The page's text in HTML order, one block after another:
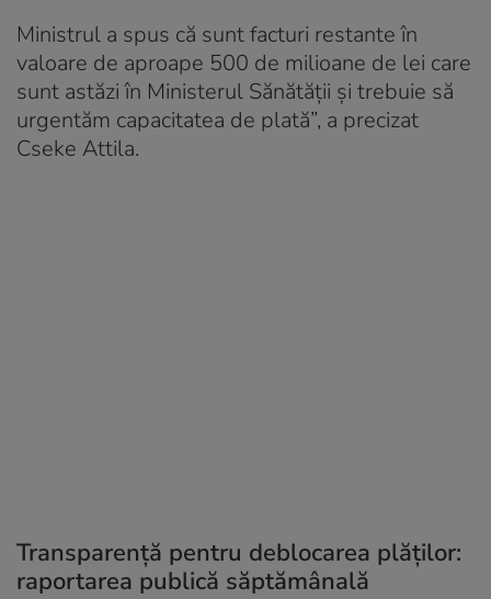
Ministrul a spus că sunt facturi restante în
valoare de aproape 500 de milioane de lei care
sunt astăzi în Ministerul Sănătății și trebuie să
urgentăm capacitatea de plată”, a precizat
Cseke Attila.
Transparență pentru deblocarea plăților:
raportarea publică săptămânală